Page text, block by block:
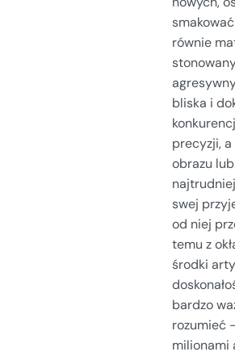
równie
bliska i
precyzji,
obrazu
swej
od niej
temu z
środki
bardzo
rozumieć
milionami